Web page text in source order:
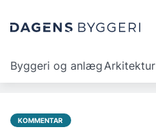
Byggeri og anlægArkitektur
KOMMENTAR